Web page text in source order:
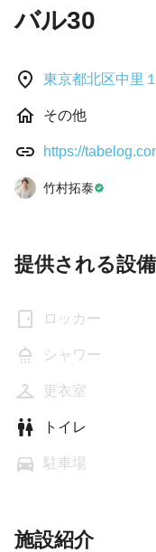
バル30
東京都北区中里
その他
https://
竹村拓泰
提供される設備
ロッカー
シャワー
更衣室
トイレ
駐車場
施設紹介